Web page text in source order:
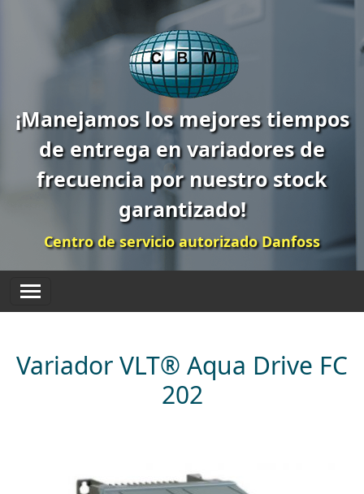
¡Manejamos los mejores tiempos
de entrega en variadores de
frecuencia por nuestro stock
garantizado!
Centro de servicio autorizado Danfoss
Variador VLT® Aqua Drive FC
202